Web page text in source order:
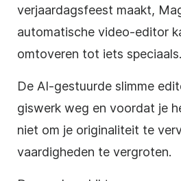
verjaardagsfeest maakt,
automatische video-editor
omtoveren tot iets speciaals.
De AI-gestuurde slimme
giswerk weg en voordat je
niet om je originaliteit te
vaardigheden te vergroten.